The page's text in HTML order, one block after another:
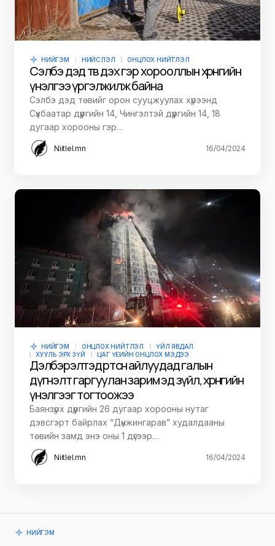
НИЙГЭМ НИЙСЛЭЛ ОНЦЛОХ НИЙТЛЭЛ
Сэлбэ дэд төв дэх гэр хорооллын хөрөнгийн
үнэлгээ үргэлжилж байна
Сэлбэ дэд төвийг орон сууцжуулах хүрээнд
Сүхбаатар дүүргийн 14, Чингэлтэй дүүргийн 14, 18
дугаар хорооны гэр…
Niitlel.mn 16/04/2024
НИЙГЭМ ОНЦЛОХ НИЙТЛЭЛ
ҮЙЛ ЯВДАЛ
ХУУЛЬ ЭРХ ЗҮЙ
ЦАГ ҮЕИЙН ОНЦЛОХ МЭДЭЭ
Дэлбэрэлтэд өртсөн айлуудад галын
дүгнэлт гаргуулан зарим эд зүйл, хөрөнгийн
үнэлгээг тогтоожээ
Баянзүрх дүүргийн 26 дугаар хорооны нутаг
дэвсгэрт байрлах “Дүнжингарав” худалдааны
төвийн замд энэ оны 1 дүгээр…
Niitlel.mn 16/04/2024
НИЙГЭМ